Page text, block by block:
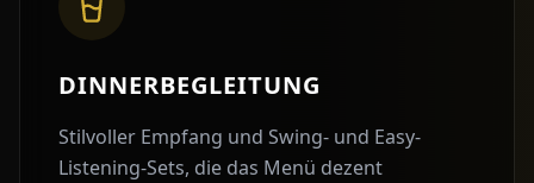
DINNERBEGLEITUNG
Stilvoller Empfang und Swing- und Easy-
Listening-Sets, die das Menü dezent